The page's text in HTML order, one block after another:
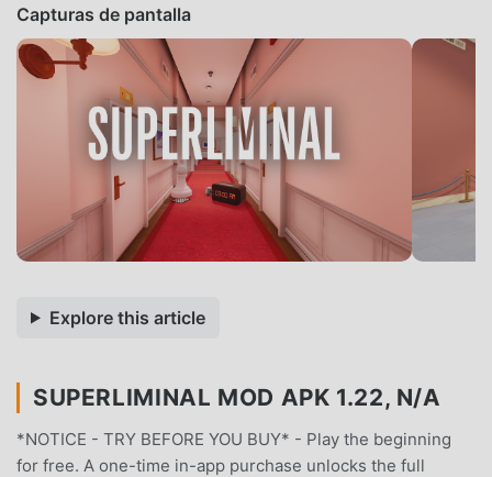
Capturas de pantalla
Explore this article
SUPERLIMINAL MOD APK 1.22, N/A
*NOTICE - TRY BEFORE YOU BUY* - Play the beginning
for free. A one-time in-app purchase unlocks the full